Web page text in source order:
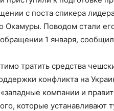
с поста спикера
Окамуры. Поводом стали
1 января,
тратить средства
конфликта на
компании и
которые устанавливают